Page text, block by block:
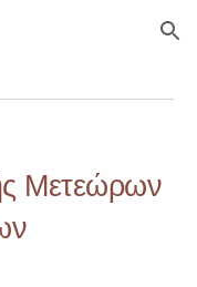
Skip to navigation
Μετεώρων